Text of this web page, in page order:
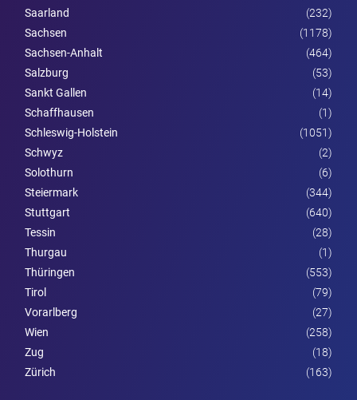
Saarland
(232)
Sachsen
(1178)
Sachsen-Anhalt
(464)
Salzburg
(53)
Sankt Gallen
(14)
Schaffhausen
(1)
Schleswig-Holstein
(1051)
Schwyz
(2)
Solothurn
(6)
Steier­mark
(344)
Stuttgart
(640)
Tessin
(28)
Thurgau
(1)
Thüringen
(553)
Tirol
(79)
Vorarl­berg
(27)
Wien
(258)
Zug
(18)
Zürich
(163)